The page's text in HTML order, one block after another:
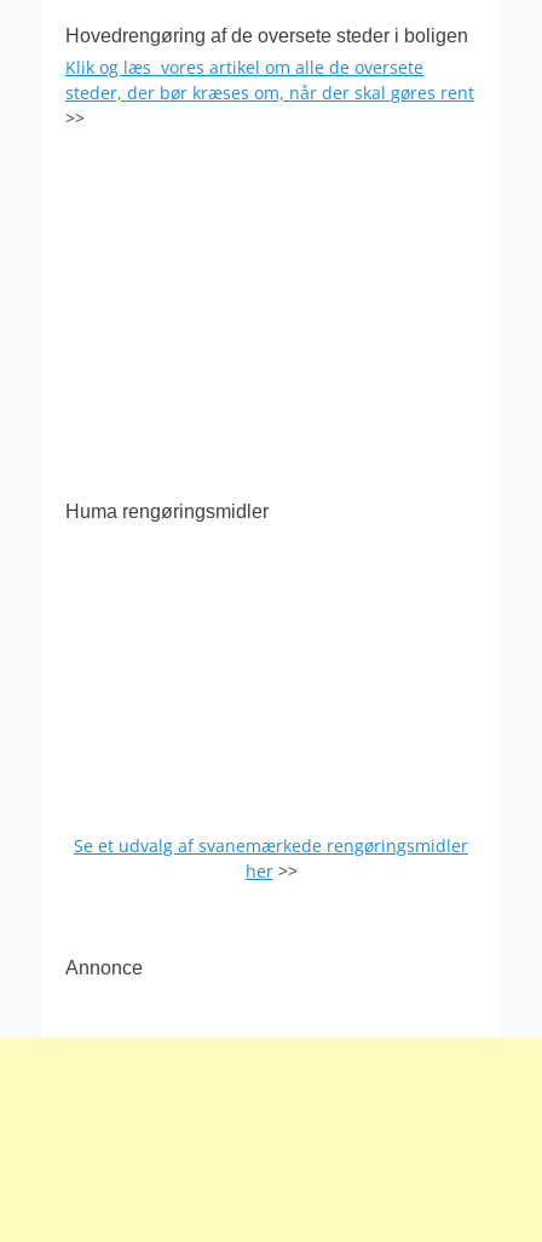
Hovedrengøring af de oversete steder i boligen
Klik og læs vores artikel om alle de oversete
steder, der bør kræses om, når der skal gøres rent
>>
Huma rengøringsmidler
Se et udvalg af svanemærkede rengøringsmidler
her>>
Annonce